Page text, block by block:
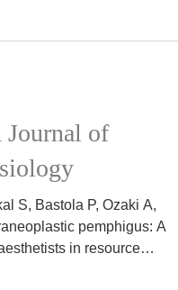
Journal of
S, Bastola P, Ozaki A,
pemphigus: A
in resource